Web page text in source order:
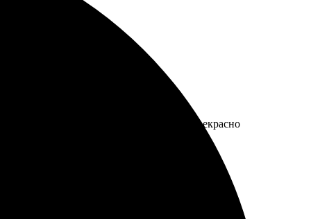
Доставка пришла вовремя, всё прекрасно